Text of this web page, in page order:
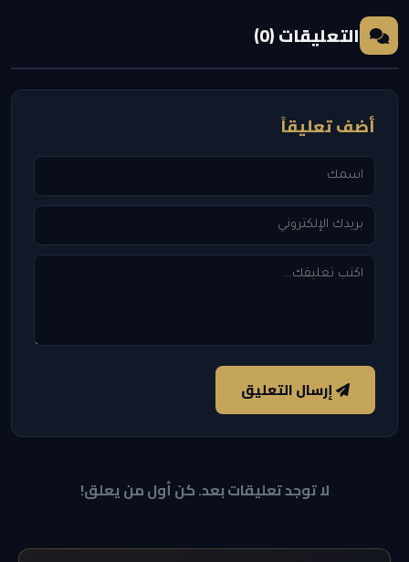
التعليقات (0)
أضف تعليقاً
إرسال التعليق
لا توجد تعليقات بعد. كن أول من يعلق!